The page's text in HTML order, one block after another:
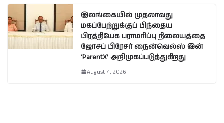
இலங்கையில் முதலாவது
மகப்பேற்றுக்குப் பிந்தைய
பிரத்தியேக பராமரிப்பு நிலையத்தை
ஜோசப் பிரேசர் நைன்வெல்ஸ் இன்
‘ParentX’ அறிமுகப்படுத்துகிறது
August 4, 2026